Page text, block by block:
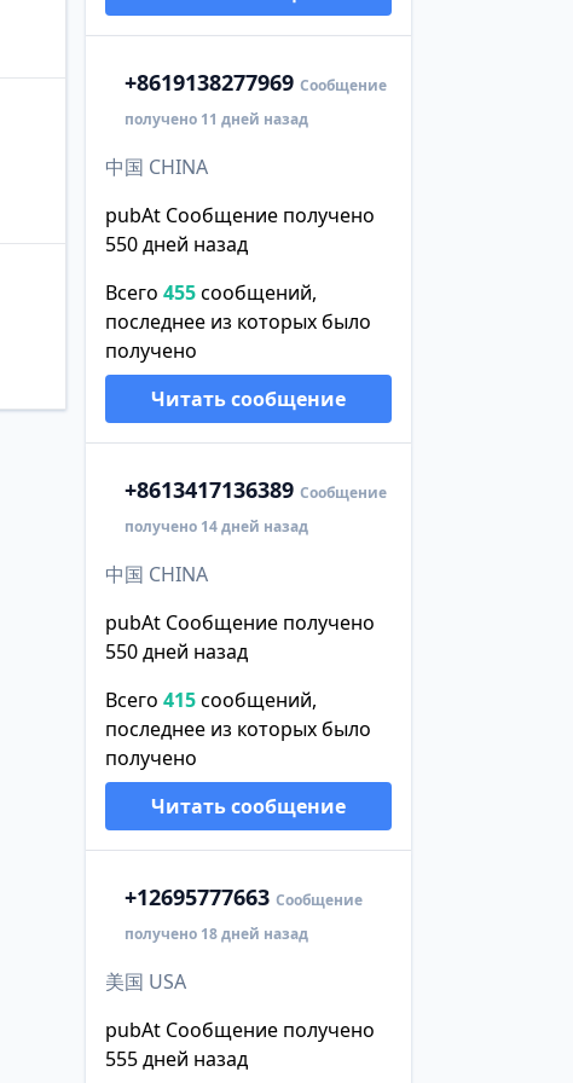
+8619138277969 Сообщение
получено 11 дней назад
中国 CHINA
pubAt Сообщение получено
550 дней назад
Всего 455сообщений,
последнее из которых было
получено
Читать сообщение
+8613417136389 Сообщение
получено 14 дней назад
中国 CHINA
pubAt Сообщение получено
550 дней назад
Всего 415сообщений,
последнее из которых было
получено
Читать сообщение
+12695777663 Сообщение
получено 18 дней назад
美国 USA
pubAt Сообщение получено
555 дней назад